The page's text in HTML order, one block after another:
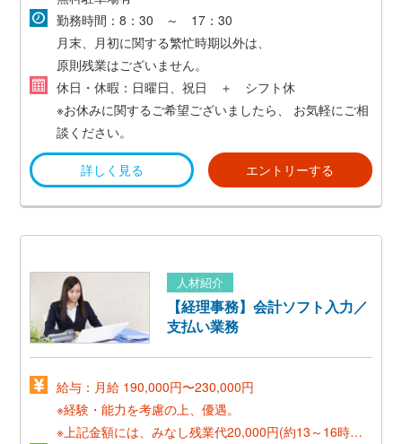
勤務時間：8：30 ～ 17：30
月末、月初に関する繁忙時期以外は、
原則残業はございません。
休日・休暇：日曜日、祝日 ＋ シフト休
※お休みに関するご希望ございましたら、
お気軽にご相
談ください。
詳しく見る エントリーする
人材紹介
【経理事務】会計ソフト入力／
支払い業務
給与：月給 190,000円〜230,000円
※経験・能力を考慮の上、優遇。
※上記金額には、みなし残業代20,000円(約13～16時間